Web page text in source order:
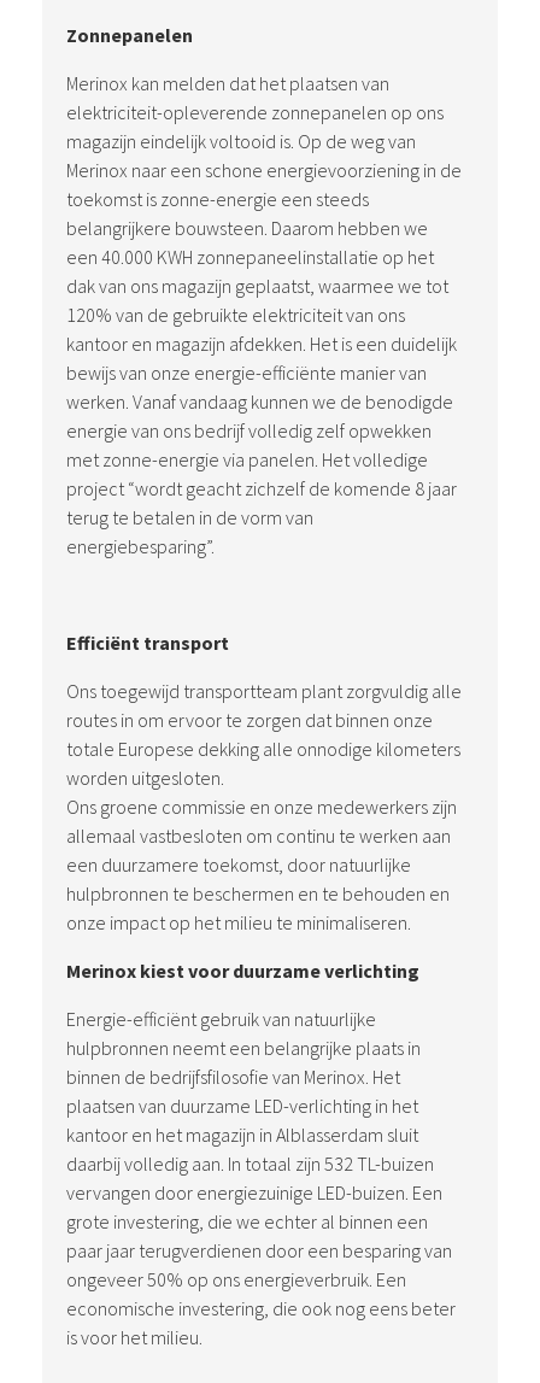
Zonnepanelen
Merinox kan melden dat het plaatsen van
elektriciteit-opleverende zonnepanelen op ons
magazijn eindelijk voltooid is. Op de weg van
Merinox naar een schone energievoorziening in de
toekomst is zonne-energie een steeds
belangrijkere bouwsteen. Daarom hebben we
een 40.000 KWH zonnepaneelinstallatie op het
dak van ons magazijn geplaatst, waarmee we tot
120% van de gebruikte elektriciteit van ons
kantoor en magazijn afdekken. Het is een duidelijk
bewijs van onze energie-efficiënte manier van
werken. Vanaf vandaag kunnen we de benodigde
energie van ons bedrijf volledig zelf opwekken
met zonne-energie via panelen. Het volledige
project “wordt geacht zichzelf de komende 8 jaar
terug te betalen in de vorm van
energiebesparing”.
Efficiënt transport
Ons toegewijd transportteam plant zorgvuldig alle
routes in om ervoor te zorgen dat binnen onze
totale Europese dekking alle onnodige kilometers
worden uitgesloten.
Ons groene commissie en onze medewerkers zijn
allemaal vastbesloten om continu te werken aan
een duurzamere toekomst, door natuurlijke
hulpbronnen te beschermen en te behouden en
onze impact op het milieu te minimaliseren.
Merinox kiest voor duurzame verlichting
Energie-efficiënt gebruik van natuurlijke
hulpbronnen neemt een belangrijke plaats in
binnen de bedrijfsfilosofie van Merinox. Het
plaatsen van duurzame LED-verlichting in het
kantoor en het magazijn in Alblasserdam sluit
daarbij volledig aan. In totaal zijn 532 TL-buizen
vervangen door energiezuinige LED-buizen. Een
grote investering, die we echter al binnen een
paar jaar terugverdienen door een besparing van
ongeveer 50% op ons energieverbruik. Een
economische investering, die ook nog eens beter
is voor het milieu.